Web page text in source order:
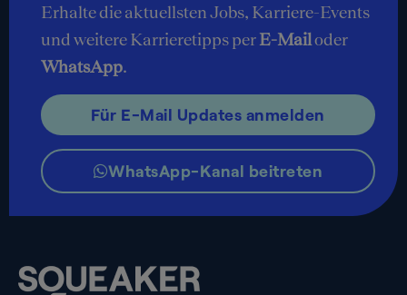
Erhalte die aktuellsten Jobs, Karriere-Events
und weitere Karrieretipps perE-Mailoder
WhatsApp.
Für E-Mail Updates anmelden
WhatsApp-Kanal beitreten